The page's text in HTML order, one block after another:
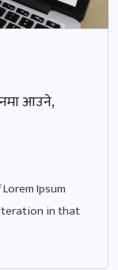
आउने,
Ipsum
in that